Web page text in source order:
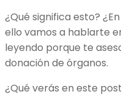
¿Qué significa esto?
ello vamos a hablarte
leyendo porque te
donación de órganos.
¿Qué verás en este